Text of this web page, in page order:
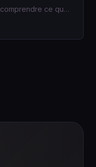
comprendre ce que